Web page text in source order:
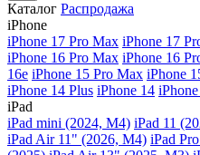
Каталог Распродажа
iPhone
iPhone 17 Pro Max iPhone 17
iPhone 16 Pro Max iPhone 16
16e iPhone 15 Pro Max iPhone
iPhone 14 Plus iPhone 14
iPad
iPad mini (2024, M4) iPad 11
iPad Air 11" (2026, M4) iPad